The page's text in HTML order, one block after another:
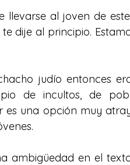
llevarse al joven de
dije al principio.
judío entonces
de incultos, de
una opción muy
ambigüedad en el